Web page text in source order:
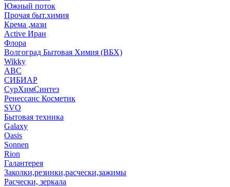
Южный поток
Прочая быт.химия
Крема ,мази
Аctive Иран
Флора
Волгоград Бытовая Химия (ВБХ)
Wikky
АВС
СИБИАР
СурХимСинтез
Ренессанс Косметик
SVO
Бытовая техника
Galaxy
Oasis
Sonnen
Rion
Галантерея
Заколки,резинки,расчески,зажимы
Расчески, зеркала